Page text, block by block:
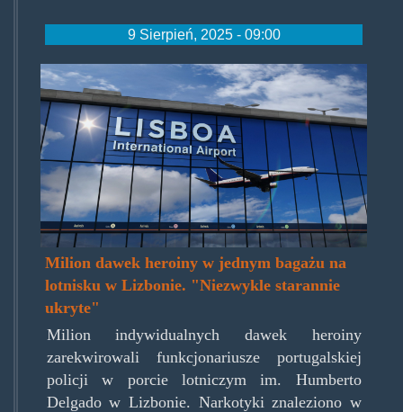
9 Sierpień, 2025 - 09:00
lisbon_international_airport-
scaled.jpg
Milion dawek heroiny w jednym bagażu na
lotnisku w Lizbonie. "Niezwykle starannie
ukryte"
Milion indywidualnych dawek heroiny
zarekwirowali funkcjonariusze portugalskiej
policji w porcie lotniczym im. Humberto
Delgado w Lizbonie. Narkotyki znaleziono w